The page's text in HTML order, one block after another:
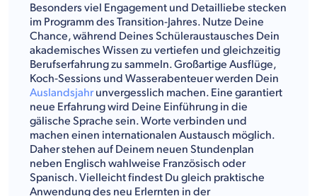
Besonders viel Engagement und Detailliebe stecken
im Programm des Transition-Jahres. Nutze Deine
Chance, während Deines Schüleraustausches Dein
akademisches Wissen zu vertiefen und gleichzeitig
Berufserfahrung zu sammeln. Großartige Ausflüge,
Koch-Sessions und Wasserabenteuer werden Dein
Auslandsjahrunvergesslich machen. Eine garantiert
neue Erfahrung wird Deine Einführung in die
gälische Sprache sein. Worte verbinden und
machen einen internationalen Austausch möglich.
Daher stehen auf Deinem neuen Stundenplan
neben Englisch wahlweise Französisch oder
Spanisch. Vielleicht findest Du gleich praktische
Anwendung des neu Erlernten in der